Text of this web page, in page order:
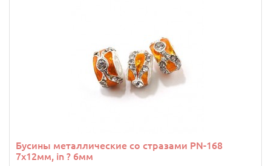
Бусины металлические со стразами PN-168
7х12мм, in ? 6мм